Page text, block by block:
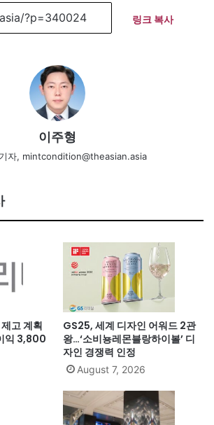
링크 복사
이주형
자, mintcondition@theasian.asia
고 계획
익 3,800
GS25, 세계 디자인 어워드 2관
왕…‘소비뇽레몬블랑하이볼’ 디
자인 경쟁력 인정
August 7, 2026